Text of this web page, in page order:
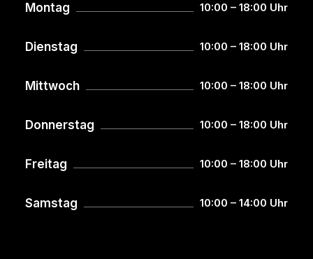
Montag 10:00 – 18:00 Uhr
Dienstag 10:00 – 18:00 Uhr
Mittwoch 10:00 – 18:00 Uhr
Donnerstag 10:00 – 18:00 Uhr
Freitag 10:00 – 18:00 Uhr
Samstag 10:00 – 14:00 Uhr